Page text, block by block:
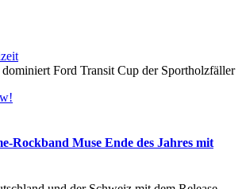
Ford Transit Cup der Sportholzfäller
Rockband Muse Ende des Jahres mit